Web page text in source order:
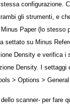
configurazione.
gli strumenti, e
Paper (lo stesso
settato su Minus
Density e verifica i
Density. I settaggi
> Options > General
scanner- per fare